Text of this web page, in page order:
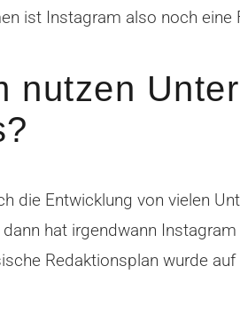
ist Instagram also noch eine
nutzen
die Entwicklung von vielen
hat irgendwann
Redaktionsplan wurde